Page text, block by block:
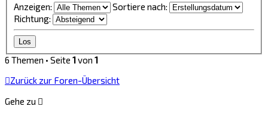
Anzeigen:
Sortiere nach:
Richtung:
6 Themen • Seite 1von 1
Zurück zur Foren-Übersicht
Gehe zu